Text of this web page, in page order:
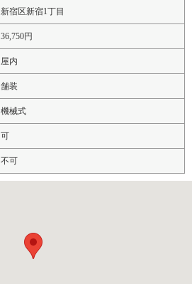
新宿区新宿1丁目
36,750円
屋内
舗装
機械式
可
不可